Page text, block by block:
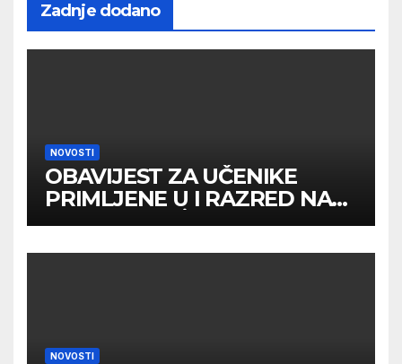
Zadnje dodano
NOVOSTI
OBAVIJEST ZA UČENIKE
PRIMLJENE U I RAZRED NA
DRUGOM UPİSNOM ROKU
NOVOSTI